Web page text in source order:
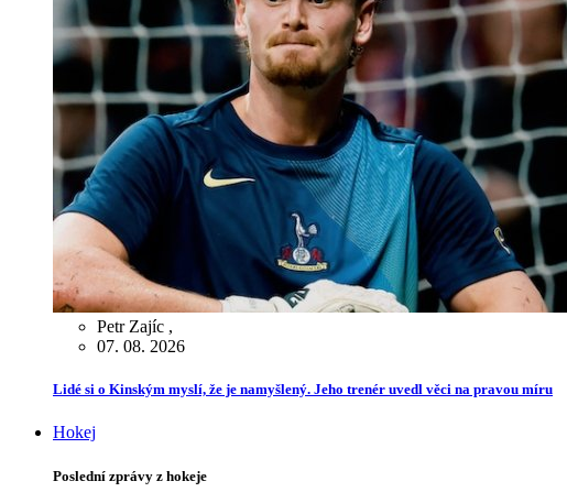
Petr Zajíc ,
07. 08. 2026
Lidé si o Kinským myslí, že je namyšlený. Jeho trenér uvedl věci na pravou míru
Hokej
Poslední zprávy z hokeje